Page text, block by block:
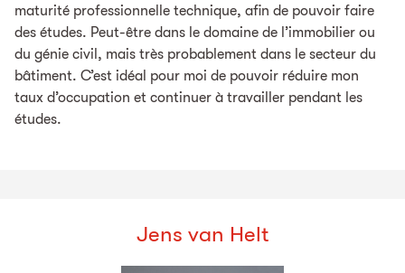
maturité professionnelle technique, afin de pouvoir faire
des études. Peut-être dans le domaine de l’immobilier ou
du génie civil, mais très probablement dans le secteur du
bâtiment. C’est idéal pour moi de pouvoir réduire mon
taux d’occupation et continuer à travailler pendant les
études.
Jens van Helt